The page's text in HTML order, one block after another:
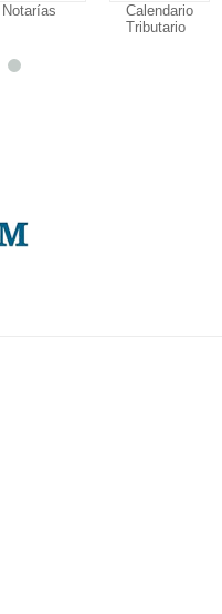
Notarías
Calendario
Tributario